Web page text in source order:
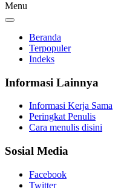
Menu
Beranda
Terpopuler
Indeks
Informasi Lainnya
Informasi Kerja Sama
Peringkat Penulis
Cara menulis disini
Sosial Media
Facebook
Twitter